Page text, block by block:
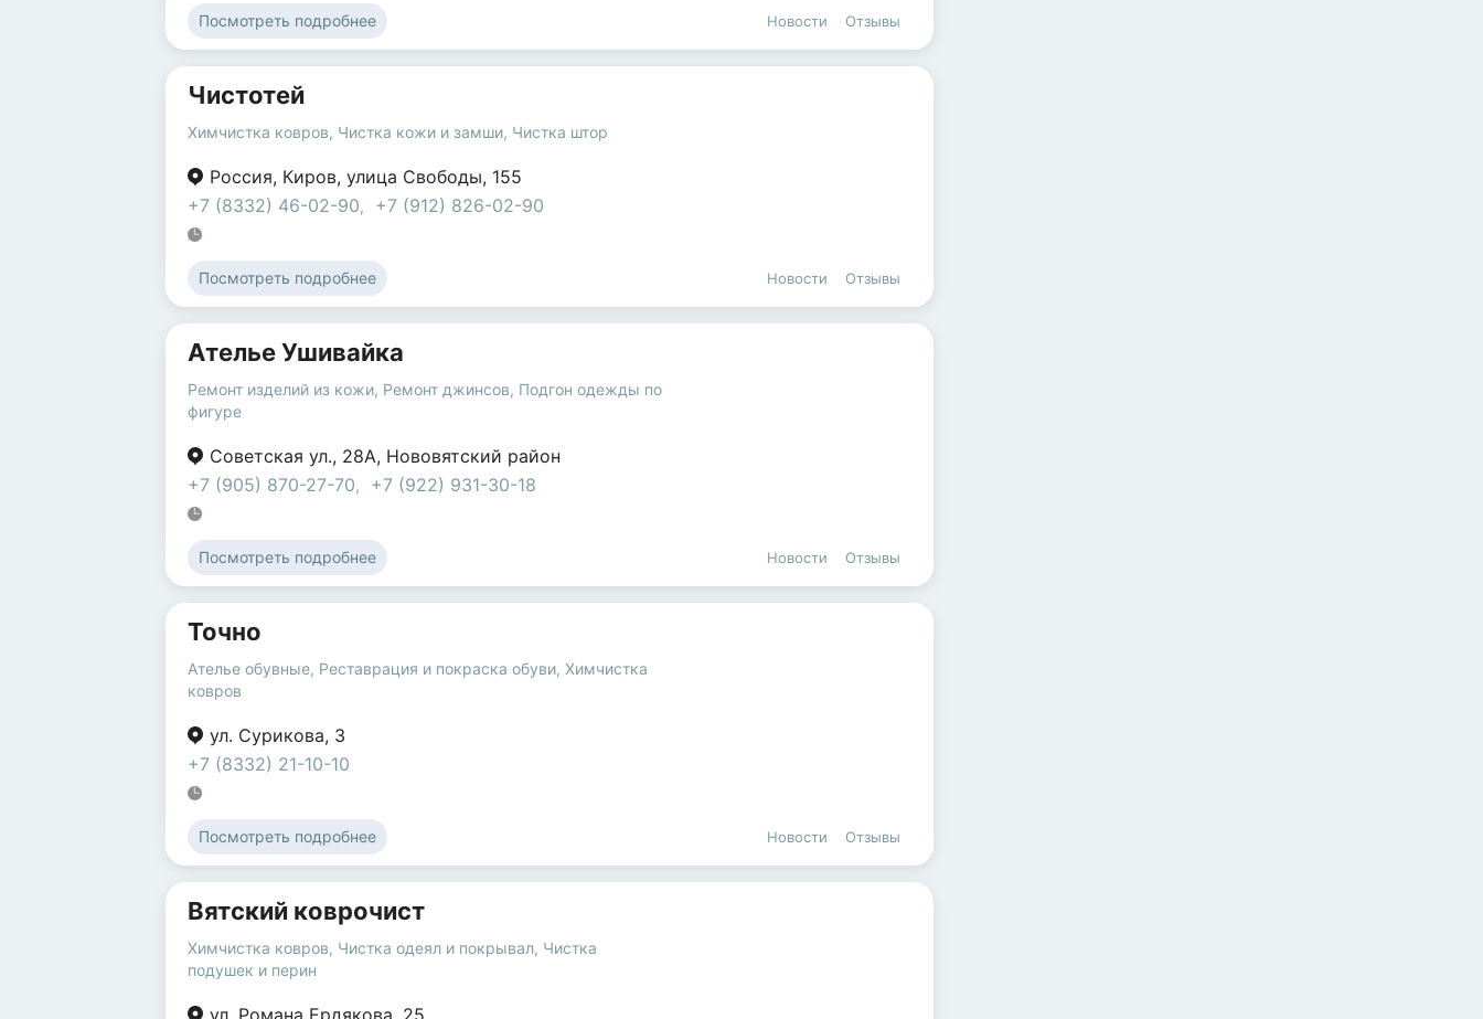
Посмотреть подробнее Новости Отзывы
Чистотей
Химчистка ковров, Чистка кожи и замши, Чистка штор
Россия, Киров, улица Свободы, 155
+7 (8332) 46-02-90, +7 (912) 826-02-90
Посмотреть подробнее Новости Отзывы
Ателье Ушивайка
Ремонт изделий из кожи, Ремонт джинсов, Подгон одежды по
фигуре
Советская ул., 28А, Нововятский район
+7 (905) 870-27-70, +7 (922) 931-30-18
Посмотреть подробнее Новости Отзывы
Точно
Ателье обувные, Реставрация и покраска обуви, Химчистка
ковров
ул. Сурикова, 3
+7 (8332) 21-10-10
Посмотреть подробнее Новости Отзывы
Вятский коврочист
Химчистка ковров, Чистка одеял и покрывал, Чистка
подушек и перин